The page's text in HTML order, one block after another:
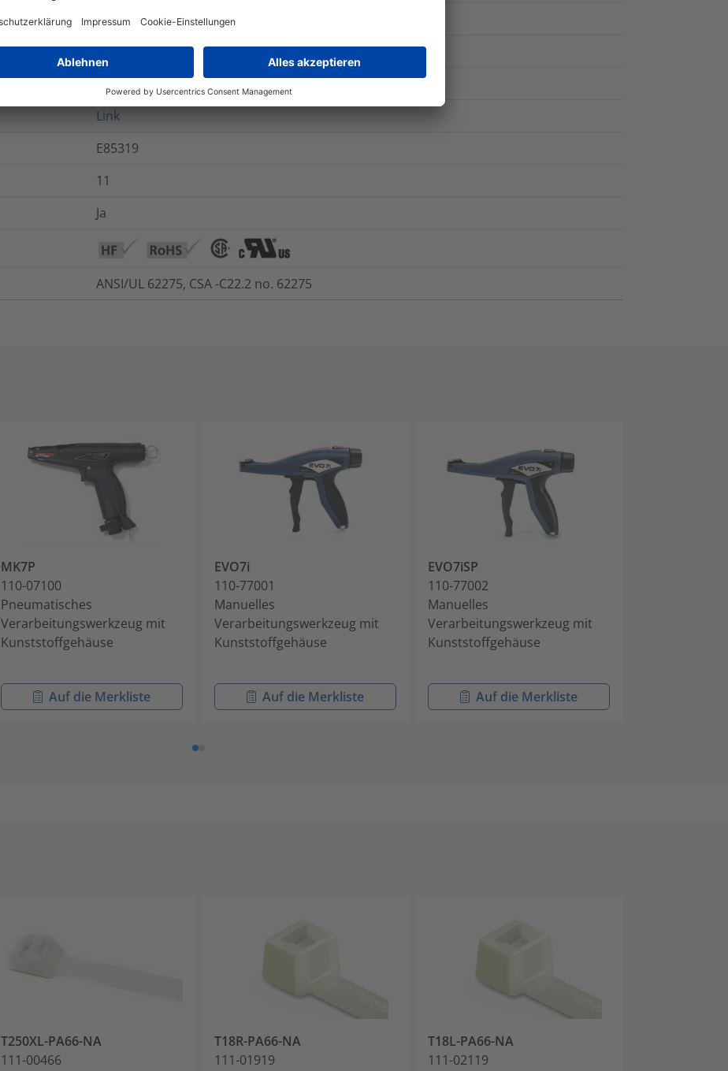
Nein
Ja
Ja
Link
E85319
11
Ja
ANSI/UL 62275, CSA -C22.2 no. 62275
MK7P
110-07100
Pneumatisches
Verarbeitungswerkzeug mit
Kunststoffgehäuse
Auf die Merkliste
EVO7i
110-77001
Manuelles
Verarbeitungswerkzeug mit
Kunststoffgehäuse
Auf die Merkliste
EVO7iSP
110-77002
Manuelles
Verarbeitungswerkzeug mit
Kunststoffgehäuse
Auf die Merkliste
T250XL-PA66-NA
111-00466
T18R-PA66-NA
111-01919
T18L-PA66-NA
111-02119